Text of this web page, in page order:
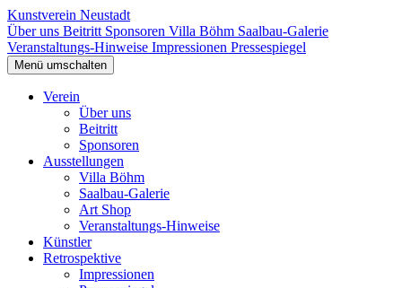
Kunstverein Neustadt
Über uns Beitritt Sponsoren Villa Böhm Saalbau-Galerie
Veranstaltungs-Hinweise Impressionen Pressespiegel
Menü umschalten
Verein
Über uns
Beitritt
Sponsoren
Ausstellungen
Villa Böhm
Saalbau-Galerie
Art Shop
Veranstaltungs-Hinweise
Künstler
Retrospektive
Impressionen